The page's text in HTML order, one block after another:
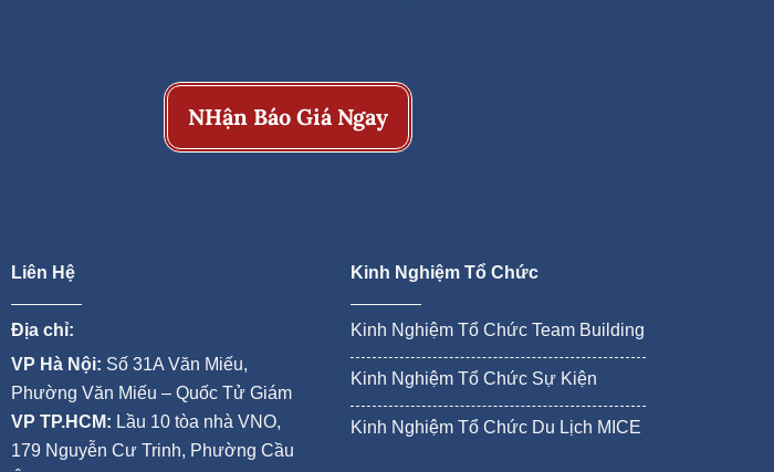
NHận Báo Giá Ngay
Liên Hệ
Địa chỉ:
VP Hà Nội: Số 31A Văn Miếu,
Phường Văn Miếu – Quốc Tử Giám
VP TP.HCM: Lầu 10 tòa nhà VNO,
179 Nguyễn Cư Trinh, Phường Cầu
Kinh Nghiệm Tổ Chức
Kinh Nghiệm Tổ Chức Team Building
Kinh Nghiệm Tổ Chức Sự Kiện
Kinh Nghiệm Tổ Chức Du Lịch MICE